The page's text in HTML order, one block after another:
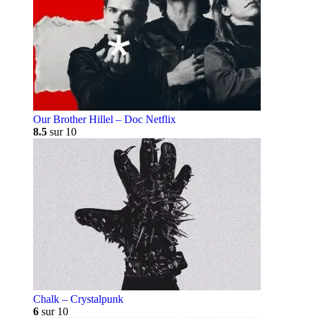
Our Brother Hillel – Doc Netflix
8.5 sur 10
Chalk – Crystalpunk
6 sur 10